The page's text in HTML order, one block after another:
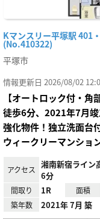
Kマンスリー平塚駅 401
(No.410322)
平塚市
情報更新日 2026/08/02
【オートロック付・角
徒歩6分、2021年7月
強化物件！独立洗面台
ウィークリーマンショ
アクセス
湘南新宿ライン
6分
間取り 1R 面積
築年数 2021年 7月 築